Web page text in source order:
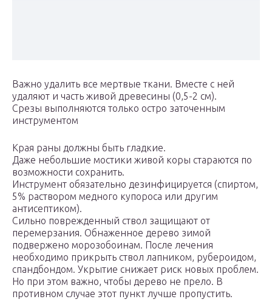
Важно удалить все мертвые ткани. Вместе с ней
удаляют и часть живой древесины (0,5-2 см).
Срезы выполняются только остро заточенным
инструментом
Края раны должны быть гладкие.
Даже небольшие мостики живой коры стараются по
возможности сохранить.
Инструмент обязательно дезинфицируется (спиртом,
5% раствором медного купороса или другим
антисептиком).
Сильно поврежденный ствол защищают от
перемерзания. Обнаженное дерево зимой
подвержено морозобоинам. После лечения
необходимо прикрыть ствол лапником, рубероидом,
спандбондом. Укрытие снижает риск новых проблем.
Но при этом важно, чтобы дерево не прело. В
противном случае этот пункт лучше пропустить.